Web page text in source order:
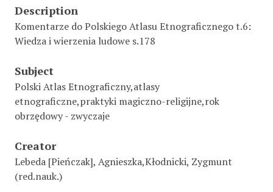
Description
Komentarze do Polskiego Atlasu Etnograficznego t.6:
Wiedza i wierzenia ludowe s.178
Subject
Polski Atlas Etnograficzny,atlasy
etnograficzne,praktyki magiczno-religijne,rok
obrzędowy - zwyczaje
Creator
Lebeda [Pieńczak], Agnieszka,Kłodnicki, Zygmunt
(red.nauk.)